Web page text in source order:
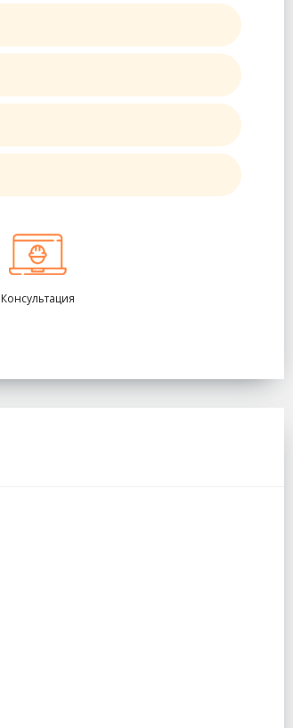
Консультация